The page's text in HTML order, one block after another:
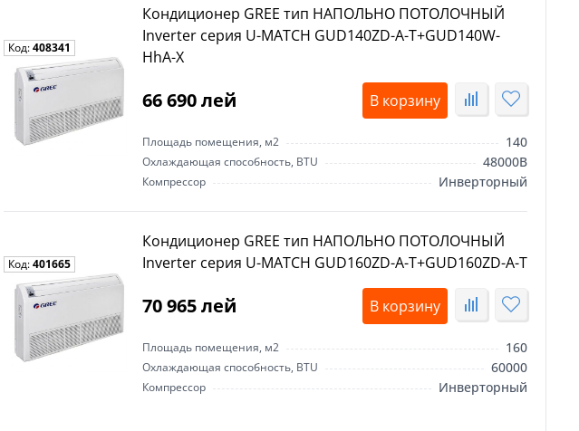
Код:408341
Кондиционер GREE тип НАПОЛЬНО ПОТОЛОЧНЫЙ
Inverter серия U-MATCH GUD140ZD-A-T+GUD140W-
HhA-X
66 690 лей В корзину
Площадь помещения, м2 140
Охлаждающая способность, BTU 48000B
Компрессор Инверторный
Код:401665
Кондиционер GREE тип НАПОЛЬНО ПОТОЛОЧНЫЙ
Inverter серия U-MATCH GUD160ZD-A-T+GUD160ZD-A-T
70 965 лей В корзину
Площадь помещения, м2 160
Охлаждающая способность, BTU 60000
Компрессор Инверторный